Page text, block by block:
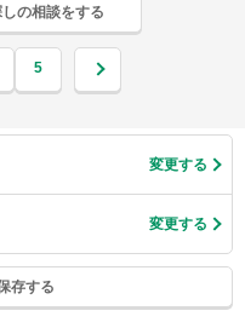
の相談をする
5
変更する
変更する
存する